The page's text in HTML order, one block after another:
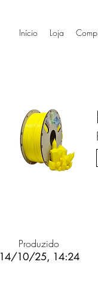
Início Loja
Produzido
14/10/25, 14:24